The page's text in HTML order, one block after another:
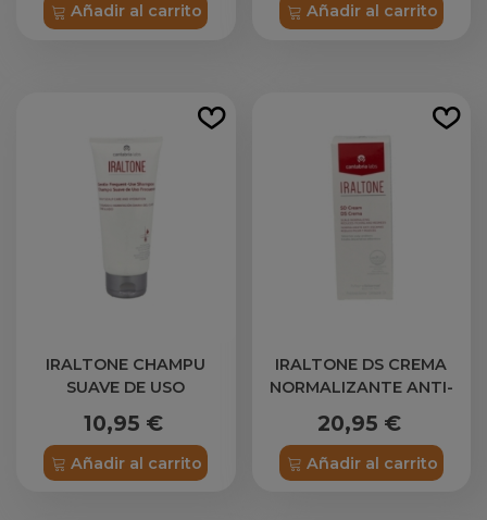
Añadir al carrito Añadir al carrito
IRALTONE CHAMPU
SUAVE DE USO
200 ML
10,95 €
Añadir al carrito
IRALTONE DS CREMA
NORMALIZANTE ANTI-
Y ROJECES 30 ML
20,95 €
Añadir al carrito